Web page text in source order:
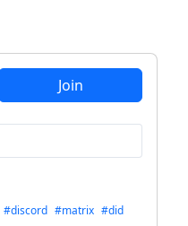
Join
#discord #matrix #did